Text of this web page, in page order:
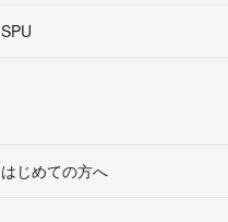
SPU
はじめての方へ